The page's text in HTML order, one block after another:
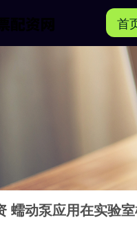
首
蠕动泵应用在实验